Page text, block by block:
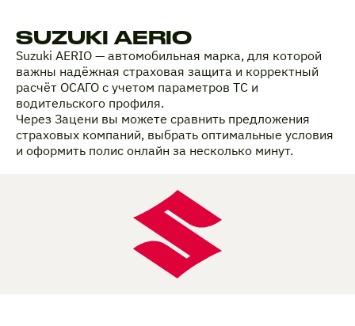
SUZUKI AERIO
Suzuki AERIO — автомобильная марка, для которой
важны надёжная страховая защита и корректный
расчёт ОСАГО с учетом параметров ТС и
водительского профиля.
Через Зацени вы можете сравнить предложения
страховых компаний, выбрать оптимальные условия
и оформить полис онлайн за несколько минут.